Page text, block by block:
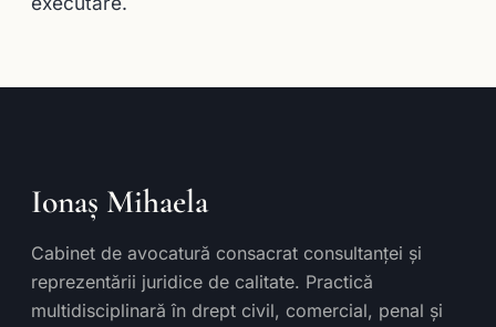
Ionaș Mihaela
Cabinet de avocatură consacrat consultanței și
reprezentării juridice de calitate. Practică
multidisciplinară în drept civil, comercial, penal și